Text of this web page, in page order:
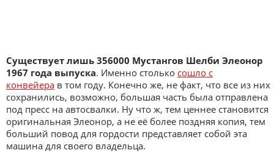
Существует лишь 356000 Мустангов Шелби Элеонор
1967 года выпуска. Именно столько сошло с
конвейера в том году. Конечно же, не факт, что все из них
сохранились, возможно, большая часть была отправлена
под пресс на автосвалки. Ну что ж, тем ценнее становится
оригинальная Элеонор, а не её более поздняя копия, тем
больший повод для гордости представляет собой эта
машина для своего владельца.